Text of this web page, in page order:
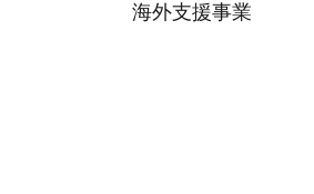
海外支援事業